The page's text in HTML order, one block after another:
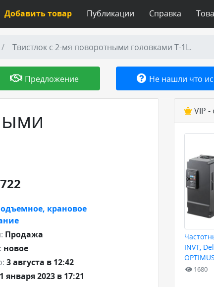
Справка
Публикации
Добавить товар
Твистлок с 2-мя поворотными головками Т-1L.
Предложение Не нашли что
крановое
Продажа
новое
3 августа в 12:42
января 2023 в 17:21
VIP
INVT,
1680